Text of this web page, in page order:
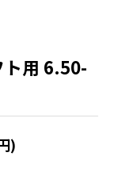
ト用 6.50-
)